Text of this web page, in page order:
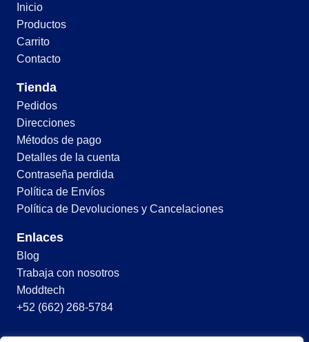
Inicio
Productos
Carrito
Contacto
Tienda
Pedidos
Direcciones
Métodos de pago
Detalles de la cuenta
Contraseña perdida
Política de Envíos
Política de Devoluciones y Cancelaciones
Enlaces
Blog
Trabaja con nosotros
Moddtech
+52 (662) 268-5784